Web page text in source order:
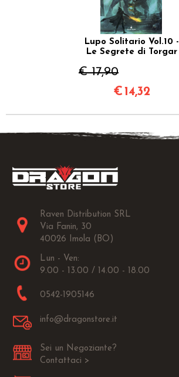
Lupo Solitario Vol.10 -
Le Segrete di Torgar
€ 17,90
€ 14,32
Raven Distribution SRL
Via Fanin, 30
40026 Imola (BO)
Lun - Ven:
9.00 - 13.00 / 14.00 - 18.00
0542-1905146
info@dragonstore.it
Sei un Negoziante?
Contattaci >